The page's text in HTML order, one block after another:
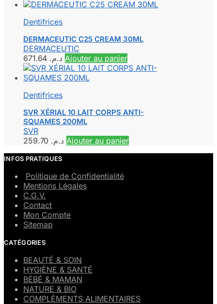
Dentifrices
DERMACEUTIC C25 CREAM 30ML
DERMACEUTIC
د.م. Ajouter au panier
Dentifrices
SVR XÉRIAL 10 LAIT CORPS ANTI-
SQUAMES 200ML
SVR
د.م. Ajouter au panier
INFOS PRATIQUES
Politique de Confidentialité
Mentions Légales
C.G.V.
Contact
Mon Compte
Sitemap
CATÉGORIES
BEAUTÉ & SOIN
HYGIÈNE & SANTÉ
BÉBÉ & MAMAN
NATURE & BIO
COMPLÉMENTS ALIMENTAIRES